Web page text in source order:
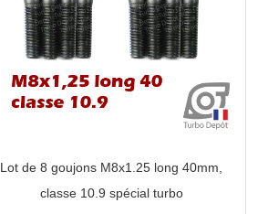
Lot de 8 goujons M8x1.25 long 40mm,
classe 10.9 spécial turbo